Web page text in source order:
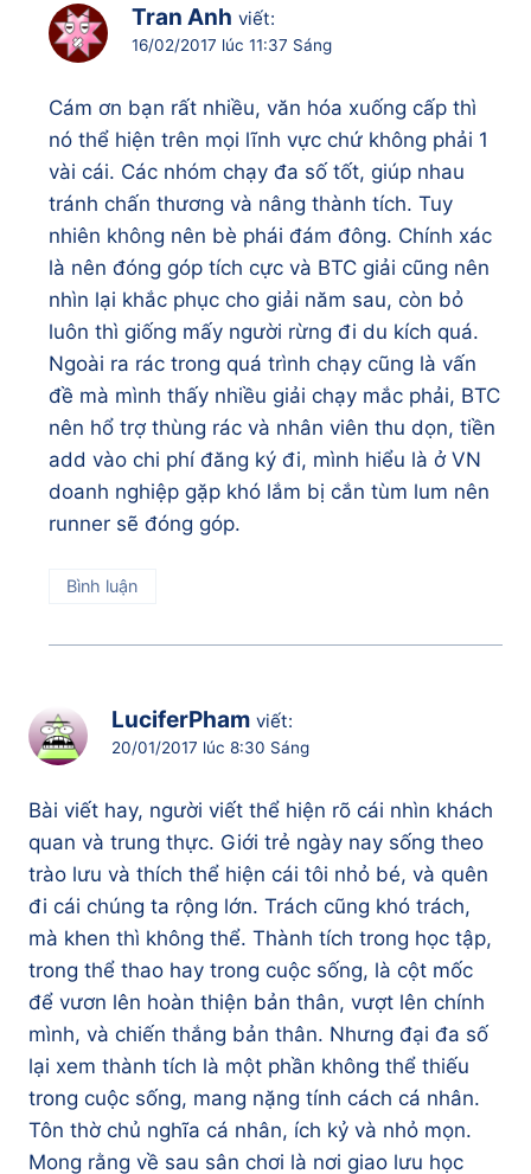
Tran Anh viết:
16/02/2017 lúc 11:37 Sáng
Cám ơn bạn rất nhiều, văn hóa xuống cấp thì
nó thể hiện trên mọi lĩnh vực chứ không phải 1
vài cái. Các nhóm chạy đa số tốt, giúp nhau
tránh chấn thương và nâng thành tích. Tuy
nhiên không nên bè phái đám đông. Chính xác
là nên đóng góp tích cực và BTC giải cũng nên
nhìn lại khắc phục cho giải năm sau, còn bỏ
luôn thì giống mấy người rừng đi du kích quá.
Ngoài ra rác trong quá trình chạy cũng là vấn
đề mà mình thấy nhiều giải chạy mắc phải, BTC
nên hổ trợ thùng rác và nhân viên thu dọn, tiền
add vào chi phí đăng ký đi, mình hiểu là ở VN
doanh nghiệp gặp khó lắm bị cắn tùm lum nên
runner sẽ đóng góp.
Bình luận
LuciferPham viết:
20/01/2017 lúc 8:30 Sáng
Bài viết hay, người viết thể hiện rõ cái nhìn khách
quan và trung thực. Giới trẻ ngày nay sống theo
trào lưu và thích thể hiện cái tôi nhỏ bé, và quên
đi cái chúng ta rộng lớn. Trách cũng khó trách,
mà khen thì không thể. Thành tích trong học tập,
trong thể thao hay trong cuộc sống, là cột mốc
để vươn lên hoàn thiện bản thân, vượt lên chính
mình, và chiến thắng bản thân. Nhưng đại đa số
lại xem thành tích là một phần không thể thiếu
trong cuộc sống, mang nặng tính cách cá nhân.
Tôn thờ chủ nghĩa cá nhân, ích kỷ và nhỏ mọn.
Mong rằng về sau sân chơi là nơi giao lưu học